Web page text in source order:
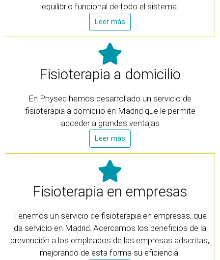
equilibrio funcional de todo el sistema.
Leer más
Fisioterapia a domicilio
En Physed hemos desarrollado un servicio de
fisioterapia a domicilio en Madrid que le permite
acceder a grandes ventajas
Leer más
Fisioterapia en empresas
Tenemos un servicio de fisioterapia en empresas, que
da servicio en Madrid. Acercamos los beneficios de la
prevención a los empleados de las empresas adscritas,
mejorando de esta forma su eficiencia.